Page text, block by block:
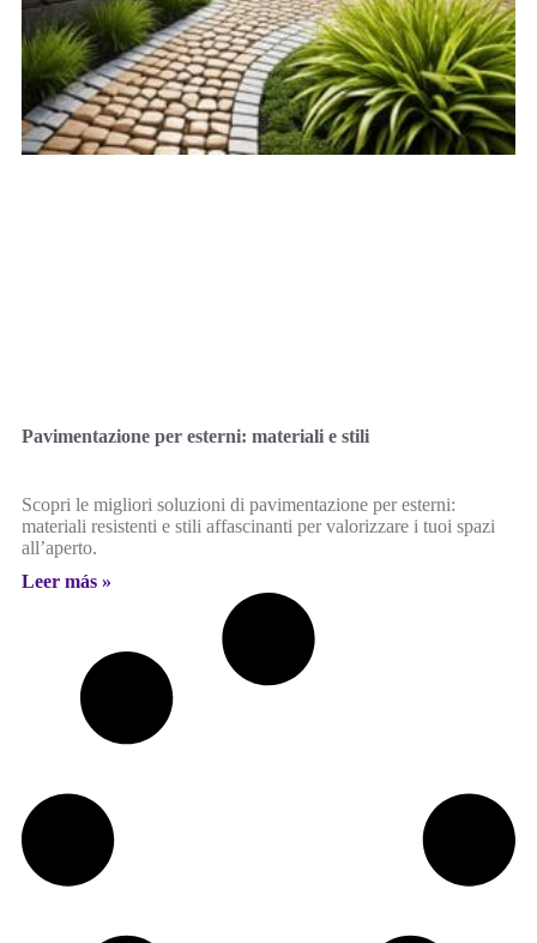
Pavimentazione per esterni: materiali e stili
Scopri le migliori soluzioni di pavimentazione per esterni:
materiali resistenti e stili affascinanti per valorizzare i tuoi spazi
all’aperto.
Leer más »